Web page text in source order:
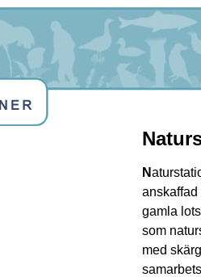
N
anskaffad
gamla
som
med